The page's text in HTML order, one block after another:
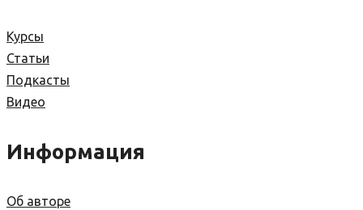
Курсы
Статьи
Подкасты
Видео
Информация
Об авторе